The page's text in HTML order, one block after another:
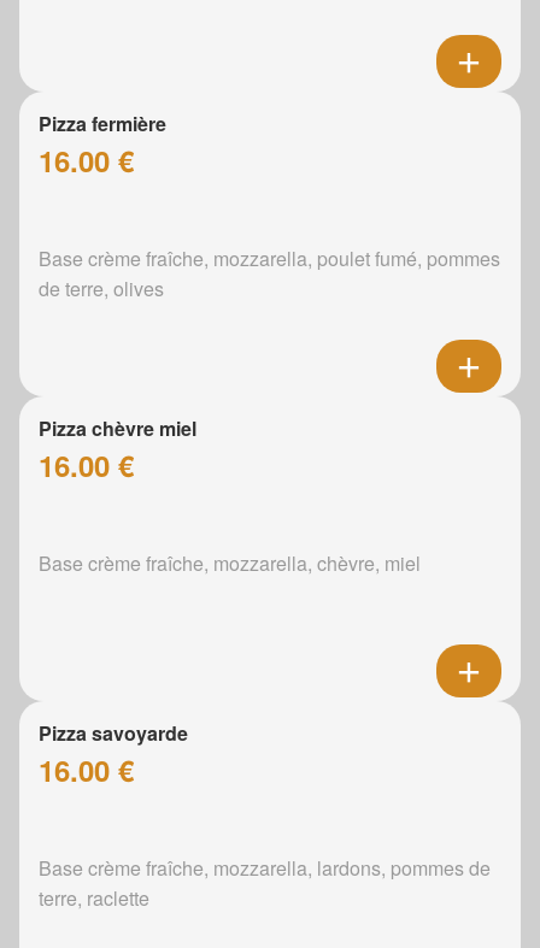
Pizza fermière
16.00 €
Base crème fraîche, mozzarella, poulet fumé, pommes
de terre, olives
Pizza chèvre miel
16.00 €
Base crème fraîche, mozzarella, chèvre, miel
Pizza savoyarde
16.00 €
Base crème fraîche, mozzarella, lardons, pommes de
terre, raclette